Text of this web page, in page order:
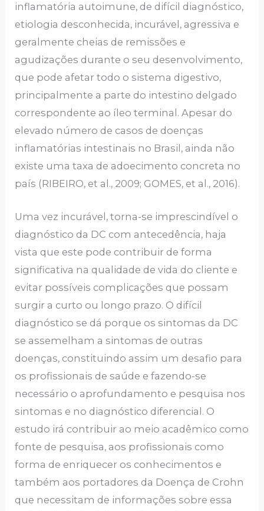
inflamatória autoimune, de difícil diagnóstico,
etiologia desconhecida, incurável, agressiva e
geralmente cheias de remissões e
agudizações durante o seu desenvolvimento,
que pode afetar todo o sistema digestivo,
principalmente a parte do intestino delgado
correspondente ao íleo terminal. Apesar do
elevado número de casos de doenças
inflamatórias intestinais no Brasil, ainda não
existe uma taxa de adoecimento concreta no
país (RIBEIRO, et al., 2009; GOMES, et al., 2016).
Uma vez incurável, torna-se imprescindível o
diagnóstico da DC com antecedência, haja
vista que este pode contribuir de forma
significativa na qualidade de vida do cliente e
evitar possíveis complicações que possam
surgir a curto ou longo prazo. O difícil
diagnóstico se dá porque os sintomas da DC
se assemelham a sintomas de outras
doenças, constituindo assim um desafio para
os profissionais de saúde e fazendo-se
necessário o aprofundamento e pesquisa nos
sintomas e no diagnóstico diferencial. O
estudo irá contribuir ao meio acadêmico como
fonte de pesquisa, aos profissionais como
forma de enriquecer os conhecimentos e
também aos portadores da Doença de Crohn
que necessitam de informações sobre essa